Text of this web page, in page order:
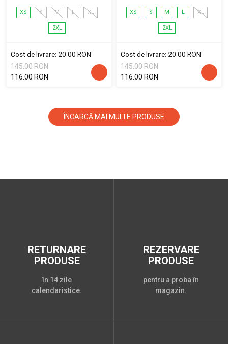
XS S M L XL
2XL
Cost de livrare: 20.00 RON
145.00 RON
116.00 RON
XS S M L XL
2XL
Cost de livrare: 20.00 RON
145.00 RON
116.00 RON
ÎNCARCĂ MAI MULTE PRODUSE
RETURNARE
PRODUSE
în 14 zile
calendaristice.
REZERVARE
PRODUSE
pentru a proba în
magazin.